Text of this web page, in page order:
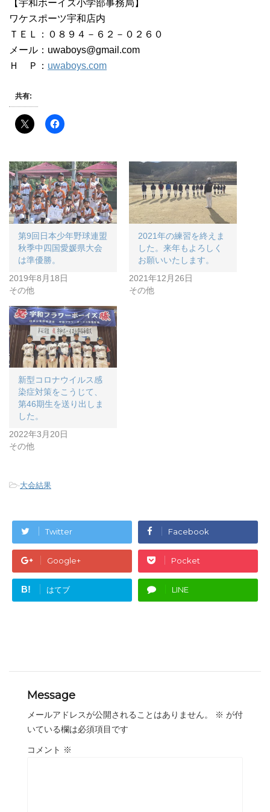
【宇和ボーイズ小学部事務局】
ワケスポーツ宇和店内
ＴＥＬ：０８９４－６２－０２６０
メール：uwaboys@gmail.com
Ｈ Ｐ： uwaboys.com
共有:
第9回日本少年野球連盟
秋季中四国愛媛県大会
は準優勝。
2019年8月18日
その他
2021年の練習を終えま
した。来年もよろしく
お願いいたします。
2021年12月26日
その他
新型コロナウイルス感
染症対策をこうじて、
第46期生を送り出しま
した。
2022年3月20日
その他
-大会結果
Twitter Facebook
Google+ Pocket
B! はてブ LINE
Message
メールアドレスが公開されることはありません。 ※ が付
いている欄は必須項目です
コメント ※